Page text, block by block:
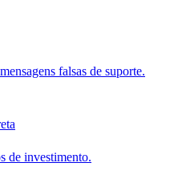
falsas de suporte.
de investimento.